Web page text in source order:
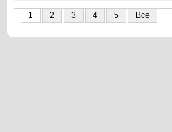
1 2 3 4 5 Все